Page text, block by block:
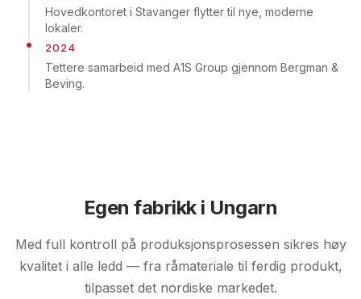
Hovedkontoret i Stavanger flytter til nye, moderne
lokaler.
2024
Tettere samarbeid med A1S Group gjennom Bergman &
Beving.
Egen fabrikk i Ungarn
Med full kontroll på produksjonsprosessen sikres høy
kvalitet i alle ledd — fra råmateriale til ferdig produkt,
tilpasset det nordiske markedet.